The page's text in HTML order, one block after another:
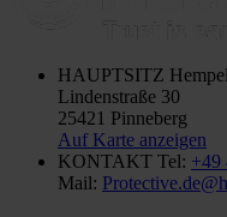
HAUPTSITZ
Lindenstraße 30
25421 Pinneberg
Auf Karte anzeigen
KONTAKT Tel: +49
Mail: